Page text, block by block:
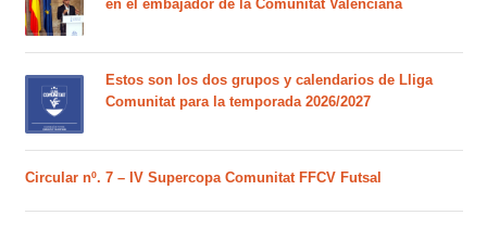
en el embajador de la Comunitat Valenciana
Estos son los dos grupos y calendarios de Lliga
Comunitat para la temporada 2026/2027
Circular nº. 7 – IV Supercopa Comunitat FFCV Futsal